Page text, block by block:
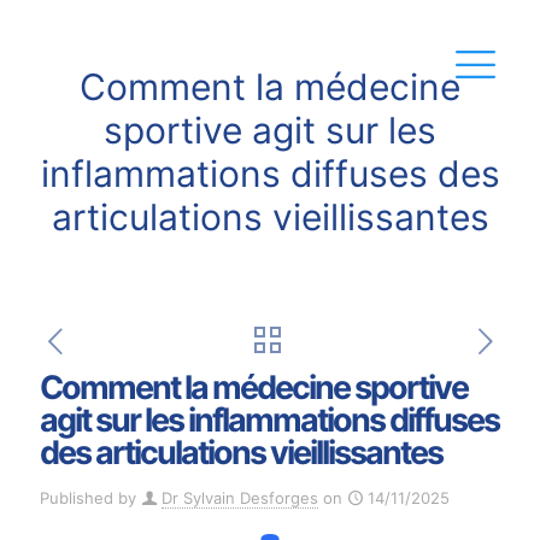
Comment la médecine
sportive agit sur les
inflammations diffuses des
articulations vieillissantes
Comment la médecine sportive
agit sur les inflammations diffuses
des articulations vieillissantes
Published by Dr Sylvain Desforges on 14/11/2025